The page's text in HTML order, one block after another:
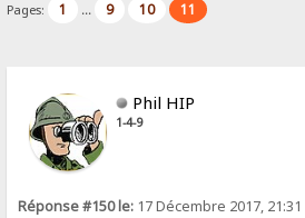
Pages: 1 ... 9 10 11
Phil HIP
1-4-9
Réponse #150 le: 17 Décembre 2017, 21:31